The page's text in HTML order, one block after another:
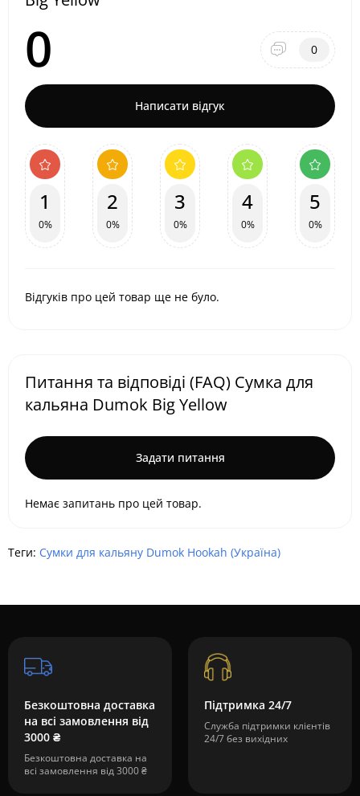
0 0
Написати відгук
1
0%
2
0%
3
0%
4
0%
5
0%
Відгуків про цей товар ще не було.
Питання та відповіді (FAQ) Сумка для
кальяна Dumok Big Yellow
Задати питання
Немає запитань про цей товар.
Теги: Сумки для кальяну Dumok Hookah (Україна)
Безкоштовна доставка
на всі замовлення від
3000 ₴
Безкоштовна доставка на
всі замовлення від 3000 ₴
Підтримка 24/7
Служба підтримки клієнтів
24/7 без вихідних